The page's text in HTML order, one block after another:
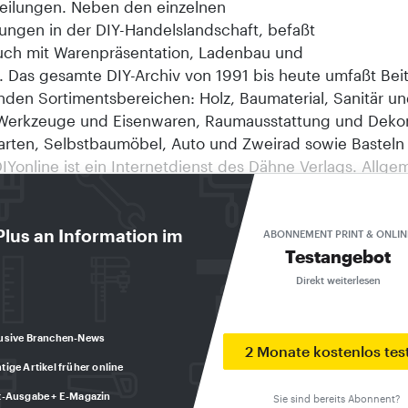
an Information im
Branchen-News
Artikel früher online
Ausgabe + E-Magazin
ABONNEMENT PRINT &
Testangebot
Direkt weiterlesen
2 Monate kostenlos
Sie sind bereits Abonnent?
Neben den einzelnen
in der DIY-Handelslandschaft, befaßt
mit Warenpräsentation, Ladenbau und
Das gesamte DIY-Archiv von 1991 bis heute umfaßt
Sortimentsbereichen: Holz, Baumaterial, Sanitär
und Eisenwaren, Raumausstattung und
Selbstbaumöbel, Auto und Zweirad sowie
ist ein Internetdienst des Dähne Verlags.
des Verlages finden Sie unter http://www.daehne.de
ist eine Internetanwendung des Internet-Service-
und Multimedia-Entwicklungen GmbH,
Dähne Verlag, Ettlingen. TITEL Der
die Erfolgsstory der DIY-Branche ihrem Ende
befaßte sich auf dem BHB-Herbstsymposium in Köln
der BBE. In viele Kanäle fließen die
meint Ulrich Eggert (BBE). Der deutsche
Jahr 2000 mit einem bescheidenen jährlichen
Prozent zufrieden geben müssen. Vom Anstieg des